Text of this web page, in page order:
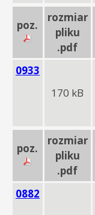
poz.
rozmiar
pliku
.pdf
0933
170 kB
poz.
rozmiar
pliku
.pdf
0882